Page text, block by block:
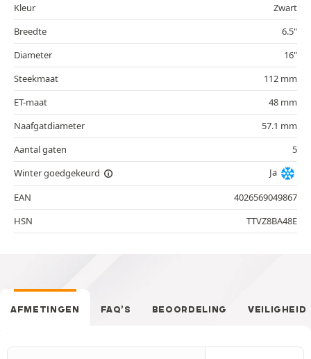
Kleur
Zwart
Breedte
6.5"
Diameter
16"
Steekmaat
112 mm
ET-maat
48 mm
Naafgatdiameter
57.1 mm
Aantal gaten
5
Winter goedgekeurd
Ja
EAN
4026569049867
HSN
TTVZ8BA48E
AFMETINGEN FAQ’S BEOORDELING VEILIGHEID